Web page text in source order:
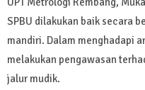
SPBU dilakukan baik secara
mandiri. Dalam menghadapi
melakukan pengawasan
jalur mudik.